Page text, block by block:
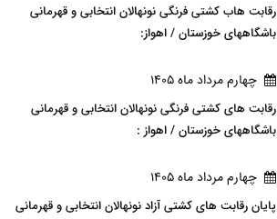
رقابت هاب کشتی فرنگی نونهالان انتخابی و قهرمانی
باشگاههای خوزستان / اهواز:
چهارم مرداد ماه 1405
رقابت های کشتی فرنگی نونهالان انتخابی و قهرمانی
باشگاههای خوزستان / اهواز :
چهارم مرداد ماه 1405
پایان رقابت های کشتی آزاد نونهالان انتخابی و قهرمانی